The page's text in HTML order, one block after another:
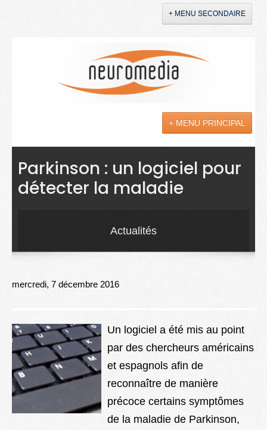
+ MENU SECONDAIRE
+ MENU PRINCIPAL
Actualités
Sciences
Droit
Lexique
Parkinson : un logiciel pour
détecter la maladie
Actualités
mercredi, 7 décembre 2016
Un logiciel a été mis au point
par des chercheurs américains
et espagnols afin de
reconnaître de manière
précoce certains symptômes
de la maladie de Parkinson,